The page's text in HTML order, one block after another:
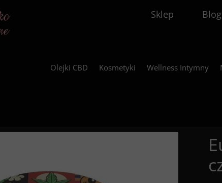
Olejki CBD Kosmetyki Wellness Intymny
Sklep Blog